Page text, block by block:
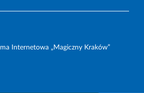
Internetowa „Magiczny Kraków”